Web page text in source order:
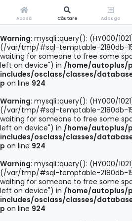
Warning: mysqli::query(): (HY000/
(/var/tmp/#sql-temptable-2180db-
waiting for someone to free some
left on device") in /home/autoplus/
includes/osclass/classes/
p on line 924
Warning: mysqli::query(): (HY000/
(/var/tmp/#sql-temptable-2180db-
waiting for someone to free some
left on device") in /home/autoplus/
includes/osclass/classes/
p on line 924
Warning: mysqli::query(): (HY000/
(/var/tmp/#sql-temptable-2180db-
waiting for someone to free some
left on device") in /home/autoplus/
includes/osclass/classes/
p on line 924
Acasă Căutare Adauga